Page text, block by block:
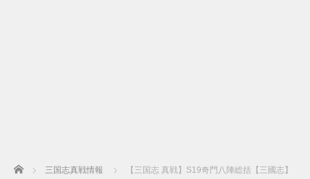
Home 三国志真戦情報
【三国志 真戦】S19奇門八陣総括【三國志】